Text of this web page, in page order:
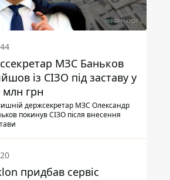
МЗС Баньков
із СІЗО під заставу у
млн грн
держсекретар МЗС Олександр
покинув СІЗО після внесення
придбав сервіс